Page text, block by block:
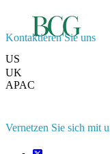
Kontaktieren Sie uns
US
UK
APAC
Vernetzen Sie sich mit